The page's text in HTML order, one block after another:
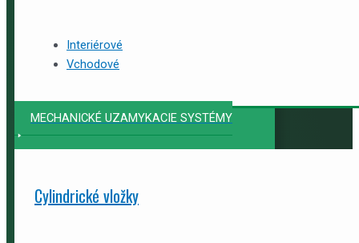
Interiérové
Vchodové
MECHANICKÉ UZAMYKACIE SYSTÉMY
Cylindrické vložky